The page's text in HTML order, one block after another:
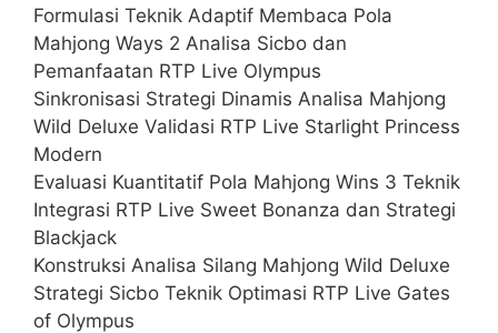
Formulasi Teknik Adaptif Membaca Pola
Mahjong Ways 2 Analisa Sicbo dan
Pemanfaatan RTP Live Olympus
Sinkronisasi Strategi Dinamis Analisa Mahjong
Wild Deluxe Validasi RTP Live Starlight Princess
Modern
Evaluasi Kuantitatif Pola Mahjong Wins 3 Teknik
Integrasi RTP Live Sweet Bonanza dan Strategi
Blackjack
Konstruksi Analisa Silang Mahjong Wild Deluxe
Strategi Sicbo Teknik Optimasi RTP Live Gates
of Olympus